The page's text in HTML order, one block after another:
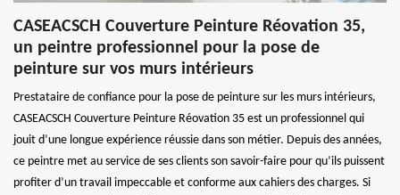
CASEACSCH Couverture Peinture Réovation 35,
un peintre professionnel pour la pose de
peinture sur vos murs intérieurs
Prestataire de confiance pour la pose de peinture sur les murs intérieurs,
CASEACSCH Couverture Peinture Réovation 35 est un professionnel qui
jouit d’une longue expérience réussie dans son métier. Depuis des années,
ce peintre met au service de ses clients son savoir-faire pour qu’ils puissent
profiter d’un travail impeccable et conforme aux cahiers des charges. Si